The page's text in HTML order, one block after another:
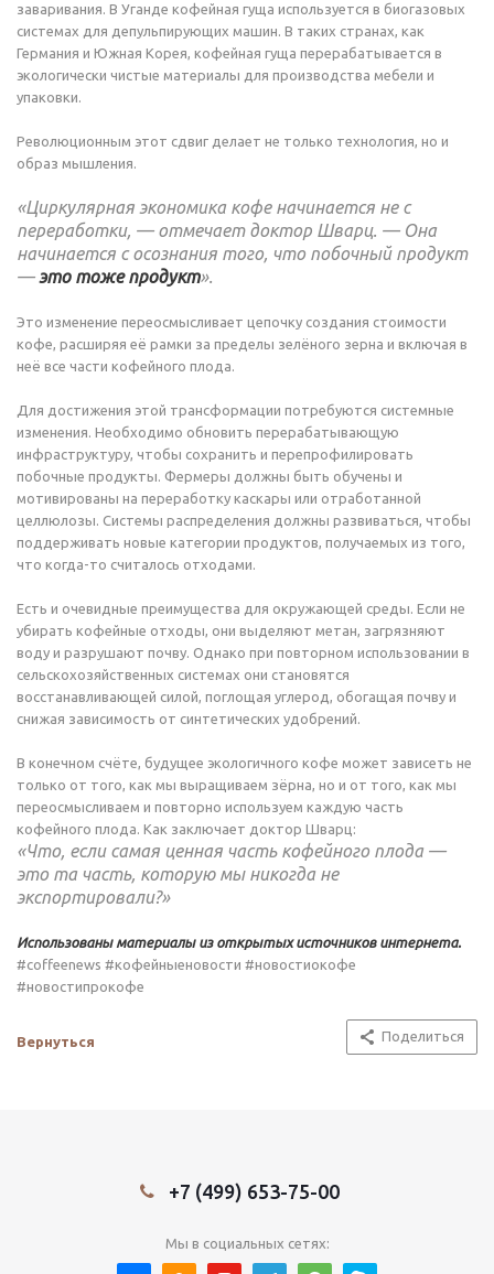
заваривания. В Уганде кофейная гуща используется в биогазовых
системах для депульпирующих машин. В таких странах, как
Германия и Южная Корея, кофейная гуща перерабатывается в
экологически чистые материалы для производства мебели и
упаковки.
Революционным этот сдвиг делает не только технология, но и
образ мышления.
«Циркулярная экономика кофе начинается не с
переработки, — отмечает доктор Шварц. — Она
начинается с осознания того, что побочный продукт
—это тоже продукт».
Это изменение переосмысливает цепочку создания стоимости
кофе, расширяя её рамки за пределы зелёного зерна и включая в
неё все части кофейного плода.
Для достижения этой трансформации потребуются системные
изменения. Необходимо обновить перерабатывающую
инфраструктуру, чтобы сохранить и перепрофилировать
побочные продукты. Фермеры должны быть обучены и
мотивированы на переработку каскары или отработанной
целлюлозы. Системы распределения должны развиваться, чтобы
поддерживать новые категории продуктов, получаемых из того,
что когда-то считалось отходами.
Есть и очевидные преимущества для окружающей среды. Если не
убирать кофейные отходы, они выделяют метан, загрязняют
воду и разрушают почву. Однако при повторном использовании в
сельскохозяйственных системах они становятся
восстанавливающей силой, поглощая углерод, обогащая почву и
снижая зависимость от синтетических удобрений.
В конечном счёте, будущее экологичного кофе может зависеть не
только от того, как мы выращиваем зёрна, но и от того, как мы
переосмысливаем и повторно используем каждую часть
кофейного плода. Как заключает доктор Шварц:
«Что, если самая ценная часть кофейного плода —
это та часть, которую мы никогда не
экспортировали?»
Использованы материалы из открытых источников интернета.
#coffeenews #кофейныеновости #новостиокофе
#новостипрокофе
Вернуться Поделиться
+7 (499) 653-75-00
Мы в социальных сетях: